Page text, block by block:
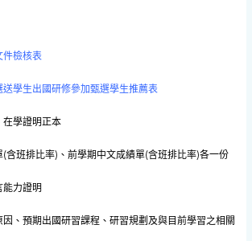
件檢核表
學生出國研修參加甄選學生推薦表
學證明正本
含班排比率)、前學期中文成績單(含班排比率)各一份
能力證明
、預期出國研習課程、研習規劃及與目前學習之相關